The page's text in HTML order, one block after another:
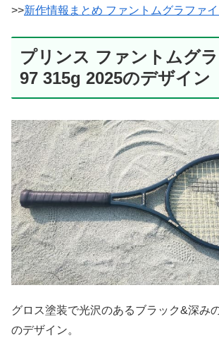
>>新作情報まとめ ファントムグラファ
プリンス ファントムグ
97 315g 2025のデザイン
グロス塗装で光沢のあるブラック&深み
のデザイン。